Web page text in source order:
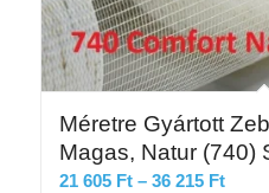
Méretre Gyártott
Magas, Natur (740)
21 605 Ft – 36 215 Ft